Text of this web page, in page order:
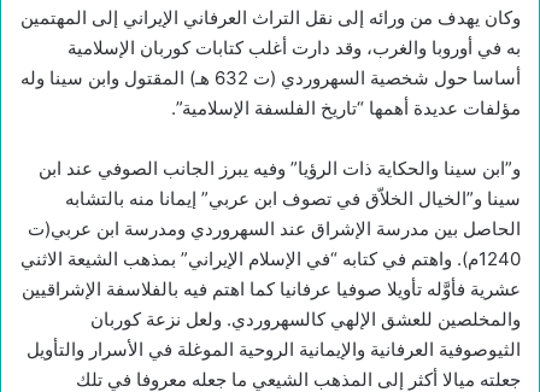
وكان يهدف من ورائه إلى نقل التراث العرفاني الإيراني إلى المهتمين
به في أوروبا والغرب، وقد دارت أغلب كتابات كوربان الإسلامية
أساسا حول شخصية السهروردي (ت 632 هـ) المقتول وابن سينا وله
مؤلفات عديدة أهمها “تاريخ الفلسفة الإسلامية”.
و”ابن سينا والحكاية ذات الرؤيا” وفيه يبرز الجانب الصوفي عند ابن
سينا و”الخيال الخلاّق في تصوف ابن عربي” إيمانا منه بالتشابه
الحاصل بين مدرسة الإشراق عند السهروردي ومدرسة ابن عربي(ت
1240م). واهتم في كتابه “في الإسلام الإيراني” بمذهب الشيعة الاثني
عشرية فأوَّله تأويلا صوفيا عرفانيا كما اهتم فيه بالفلاسفة الإشراقيين
والمخلصين للعشق الإلهي كالسهروردي. ولعل نزعة كوربان
الثيوصوفية العرفانية والإيمانية الروحية الموغلة في الأسرار والتأويل
جعلته ميالا أكثر إلى المذهب الشيعي ما جعله معروفا في تلك